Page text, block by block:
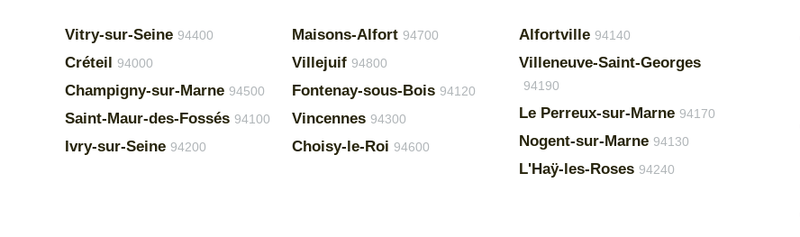
Vitry-sur-Seine 94400
Créteil 94000
Champigny-sur-Marne 94500
Saint-Maur-des-Fossés 94100
Ivry-sur-Seine 94200
Maisons-Alfort 94700
Villejuif 94800
Fontenay-sous-Bois 94120
Vincennes 94300
Choisy-le-Roi 94600
Alfortville 94140
Villeneuve-Saint-Georges
94190
Le Perreux-sur-Marne 94170
Nogent-sur-Marne 94130
L'Haÿ-les-Roses 94240